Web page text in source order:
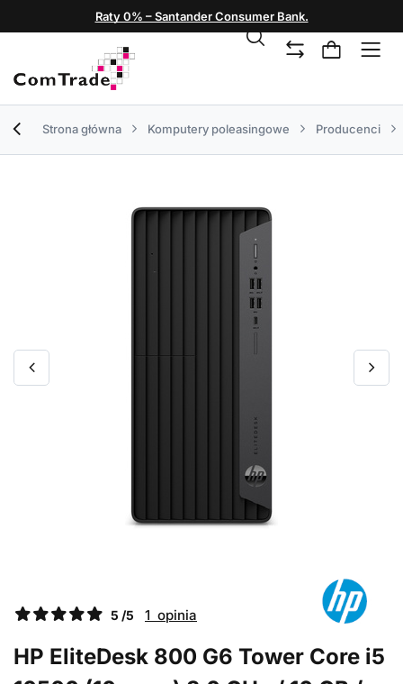
Raty 0% – Santander Consumer Bank.
Strona główna Komputery poleasingowe Producenci
5 /5 1 opinia
HP EliteDesk 800 G6 Tower Core i5